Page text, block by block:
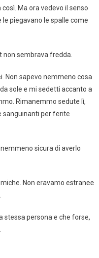
Ma ora vedevo il senso
le piegavano le spalle come
non sembrava fredda.
Non sapevo nemmeno cosa
sole e mi sedetti accanto a
Rimanemmo sedute lì,
sanguinanti per ferite
sicura di averlo
Non eravamo estranee
stessa persona e che forse,